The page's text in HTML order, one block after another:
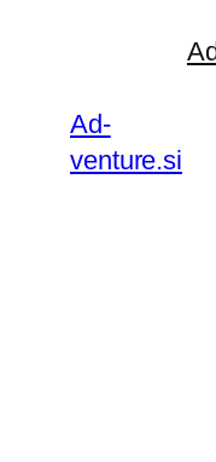
Ad-
venture.si